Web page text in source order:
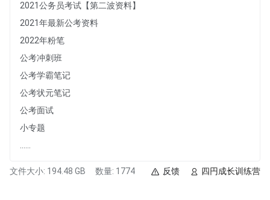
2021公务员考试【第二波资料】
2021年最新公考资料
2022年粉笔
公考冲刺班
公考学霸笔记
公考状元笔记
公考面试
小专题
文件大小: 194.48 GB 数量: 1774 四円成长训练营
反馈